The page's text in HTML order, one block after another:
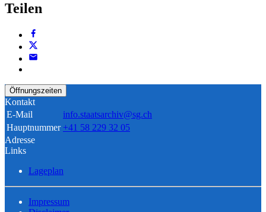
Teilen
Öffnungszeiten
Kontakt
E-Mail
info.staatsarchiv@sg.ch
Hauptnummer +41 58 229 32 05
Adresse
Links
Lageplan
Impressum